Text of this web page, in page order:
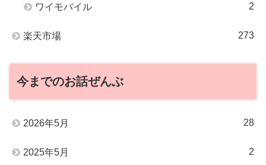
ワイモバイル 2
楽天市場 273
今までのお話ぜんぶ
2026年5月 28
2025年5月 2